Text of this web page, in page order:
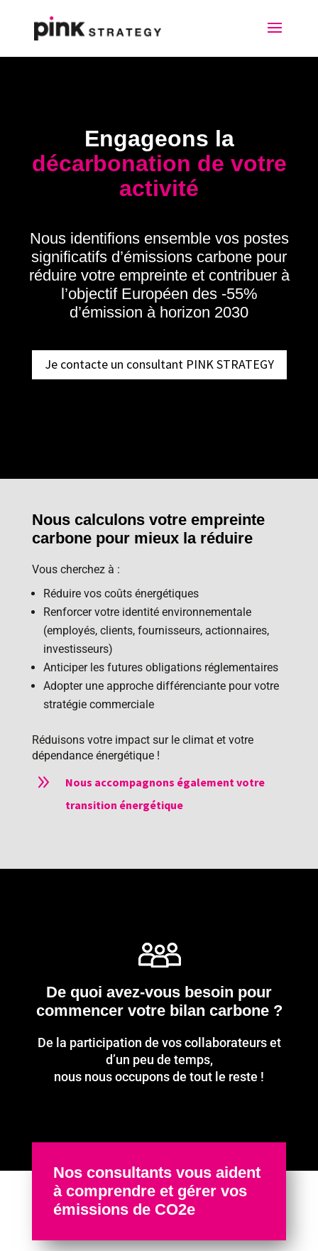
Engageons la
décarbonation de votre
activité
Nous identifions ensemble vos postes
significatifs d’émissions carbone pour
réduire votre empreinte et contribuer à
l’objectif Européen des -55%
d’émission à horizon 2030
Je contacte un consultant PINK STRATEGY
Nous calculons votre empreinte
carbone pour mieux la réduire
Vous cherchez à :
Réduire vos coûts énergétiques
Renforcer votre identité environnementale
(employés, clients, fournisseurs, actionnaires,
investisseurs)
Anticiper les futures obligations réglementaires
Adopter une approche différenciante pour votre
stratégie commerciale
Réduisons votre impact sur le climat et votre
dépendance énergétique !
9
Nous accompagnons également votre
transition énergétique
De quoi avez-vous besoin pour
commencer votre bilan carbone ?
De la participation de vos collaborateurs et
d’un peu de temps,
nous nous occupons de tout le reste !
Nos consultants vous aident
à comprendre et gérer vos
émissions de CO2e